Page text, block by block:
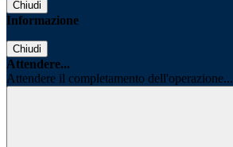
Chiudi
Informazione
Chiudi
Attendere...
Attendere il completamento dell'operazione...